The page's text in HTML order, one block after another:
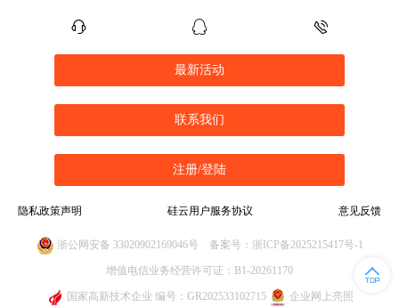
最新活动
联系我们
注册/登陆
隐私政策声明 硅云用户服务协议 意见反馈
浙公网安备 33020902169046号 备案号：浙ICP备2025215417号-1
增值电信业务经营许可证：B1-20261170
国家高新技术企业 编号：GR202533102715 企业网上亮照